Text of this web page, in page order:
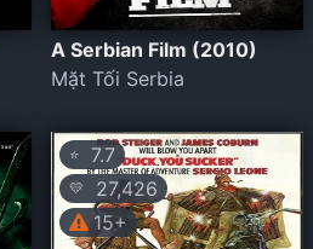
A Serbian Film (2010)
Mặt Tối Serbia
⭐ 7.7
💛
27,426
15+